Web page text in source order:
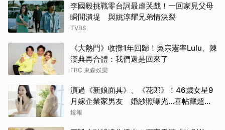
李國毅挑戰零台詞最虐哭戲！一回家見父母
瞬間潰堤 與姚淳耀兄弟情決裂
TVBS
《大熱門》收攤1年回歸！吳宗憲率Lulu、陳
漢典再合體：我們還是回來了
EBC 東森娛樂
演過《新娘面具》、《花郎》！46歲女星9
月嫁企業家男友 婚紗照曝光…喜帖藏超甜
告白
鏡報